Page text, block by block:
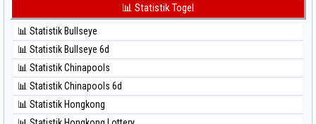
⚽ Bola Merah Taiwan
⚽ Bola Hitam Kuda Lari
⚽ Bola Hitam Magnum Cambodia
⚽ Bola Hitam Nagoya
⚽ Bola Hitam North Carolina Day
⚽ Bola Hitam Pcso
⚽ Bola Hitam Sao Paulo
📊 Statistik Togel
📊 Statistik Bullseye
📊 Statistik Bullseye 6d
📊 Statistik Chinapools
📊 Statistik Chinapools 6d
📊 Statistik Hongkong